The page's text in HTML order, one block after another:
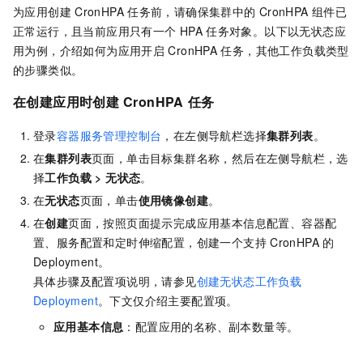
为应用创建 CronHPA 任务前，请确保集群中的 CronHPA 组件已
正常运行，且当前应用只有一个 HPA 任务对象。以下以无状态应
用为例，介绍如何为应用开启 CronHPA 任务，其他工作负载类型
的步骤类似。
在创建应用时创建 CronHPA 任务
登录容器服务管理控制台 ，在左侧导航栏选择集群列表。
在集群列表页面，单击目标集群名称，然后在左侧导航栏，选
择工作负载 >无状态。
在无状态页面，单击使用镜像创建。
在创建页面，按照页面提示完成应用基本信息配置、容器配
置、服务配置和定时伸缩配置，创建一个支持 CronHPA 的
Deployment。
具体步骤及配置项说明，请参见创建无状态工作负载
Deployment。下文仅介绍主要配置项。
应用基本信息 ：配置应用的名称、副本数量等。